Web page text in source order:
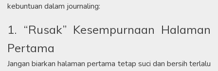
kebuntuan dalam journaling:​
1. “Rusak” Kesempurnaan Halaman
Pertama​
Jangan biarkan halaman pertama tetap suci dan bersih terlalu